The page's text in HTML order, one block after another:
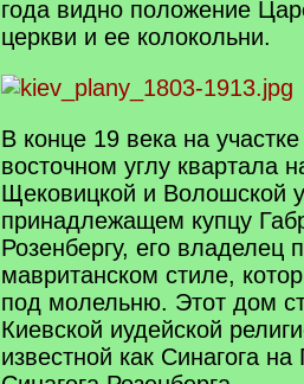
года видно положение
церкви и ее колокольни.
В конце 19 века на
восточном углу квартала
Щековицкой и Волошской
принадлежащем купцу
Розенбергу, его владелец
мавританском стиле,
под молельню. Этот дом
Киевской иудейской
известной как Синагога